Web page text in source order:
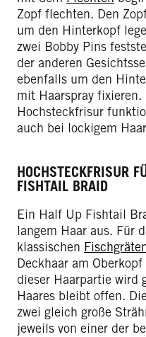
Zopf flechten. Den
um den Hinterkopf
zwei Bobby Pins
der anderen
ebenfalls um den
mit Haarspray fixieren.
Hochsteckfrisur
auch bei lockigem
HOCHSTECKFRISUR
FISHTAIL BRAID
Ein Half Up Fishtail
langem Haar aus. Für
klassischen
Deckhaar am
dieser Haarpartie wird
Haares bleibt offen.
zwei gleich große
jeweils von einer der